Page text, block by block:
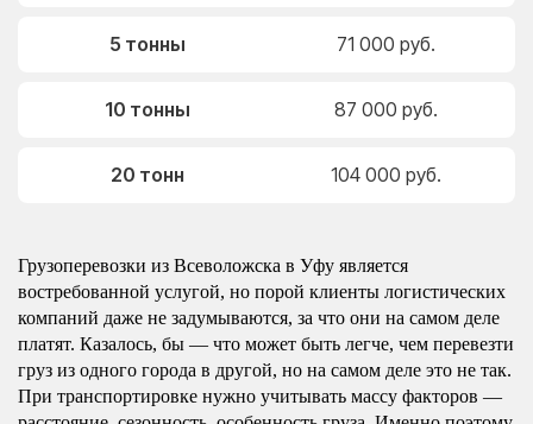
5 тонны 71 000 руб.
10 тонны 87 000 руб.
20 тонн 104 000 руб.
Грузоперевозки из Всеволожска в Уфу является
востребованной услугой, но порой клиенты логистических
компаний даже не задумываются, за что они на самом деле
платят. Казалось, бы — что может быть легче, чем перевезти
груз из одного города в другой, но на самом деле это не так.
При транспортировке нужно учитывать массу факторов —